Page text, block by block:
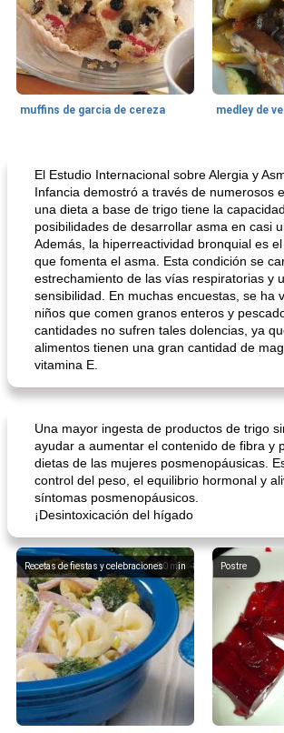
muffins de garcia de cereza medley de
barras de manzana con canela y corteza de mijo
El Estudio Internacional sobre Alergia y
Infancia demostró a través de numerosos
una dieta a base de trigo tiene la
posibilidades de desarrollar asma en casi
Además, la hiperreactividad bronquial es
que fomenta el asma. Esta condición se
estrechamiento de las vías respiratorias y
sensibilidad. En muchas encuestas, se ha
niños que comen granos enteros y
cantidades no sufren tales dolencias, ya
alimentos tienen una gran cantidad de
vitamina E.
Una mayor ingesta de productos de trigo
ayudar a aumentar el contenido de fibra y
dietas de las mujeres posmenopáusicas.
control del peso, el equilibrio hormonal y
síntomas posmenopáusicos.
¡Desintoxicación del hígado
30 min
Recetas de fiestas y celebraciones Postre